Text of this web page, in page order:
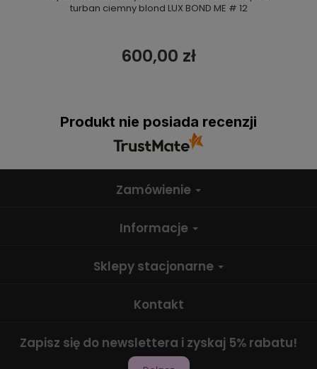
turban ciemny blond LUX BOND ME # 12
600,00 zł
Produkt nie posiada recenzji
Zamówienie
Informacje
Sklepy stacjonarne
Kontakt
Zapisz się do newslettera i zyskaj 5% rabatu!